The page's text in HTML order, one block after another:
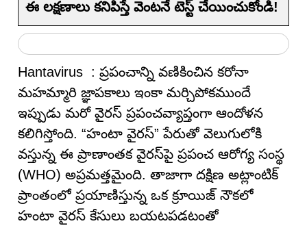
ఈ లక్షణాలు కనిపిస్తే వెంటనే టెస్ట్ చేయించుకోండి!
Hantavirus : ప్రపంచాన్ని వణికించిన కరోనా
మహమ్మారి జ్ఞాపకాలు ఇంకా మర్చిపోకముందే
ఇప్పుడు మరో వైరస్ ప్రపంచవ్యాప్తంగా ఆందోళన
కలిగిస్తోంది. “హంటా వైరస్” పేరుతో వెలుగులోకి
వస్తున్న ఈ ప్రాణాంతక వైరస్‌పై ప్రపంచ ఆరోగ్య సంస్థ
(WHO) అప్రమత్తమైంది. తాజాగా దక్షిణ అట్లాంటిక్
ప్రాంతంలో ప్రయాణిస్తున్న ఒక క్రూయిజ్ నౌకలో
హంటా వైరస్ కేసులు బయటపడటంతో